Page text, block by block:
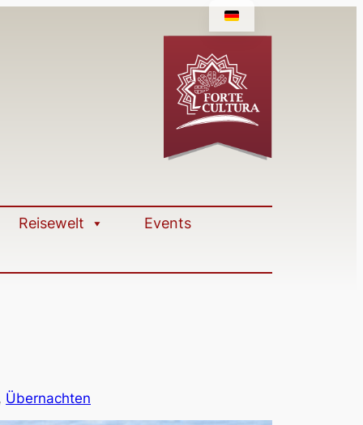
Reisewelt
Events
Übernachten